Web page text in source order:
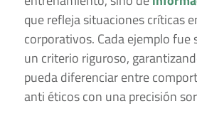
que refleja situaciones críticas
corporativos. Cada ejemplo fue
un criterio riguroso,
pueda diferenciar entre
anti éticos con una precisión